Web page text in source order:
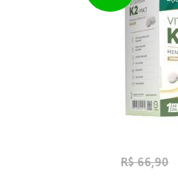
R$ 66,90